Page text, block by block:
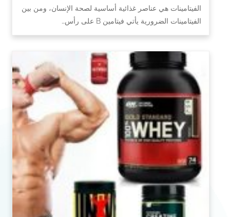
الفيتامينات هي عناصر غذائية أساسية لصحة الإنسان، ومن بين
الفيتامينات الضرورية يأتي فيتامين B على رأس…